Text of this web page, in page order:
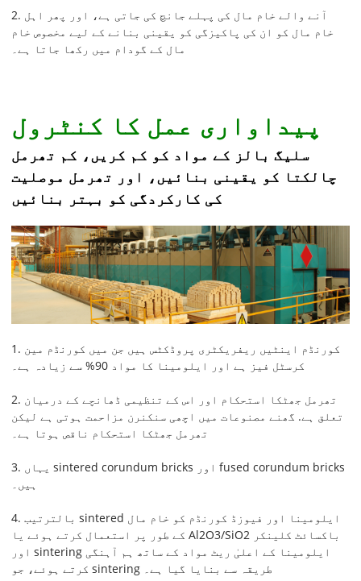
2. آنے والے خام مال کی پہلے جانچ کی جاتی ہے، اور پھر اہل
خام مال کو ان کی پاکیزگی کو یقینی بنانے کے لیے مخصوص خام
مال کے گودام میں رکھا جاتا ہے۔
پیداواری عمل کا کنٹرول
سلیگ بالز کے مواد کو کم کریں، کم تھرمل
چالکتا کو یقینی بنائیں، اور تھرمل موصلیت
کی کارکردگی کو بہتر بنائیں
1. کورنڈم اینٹیں ریفریکٹری پروڈکٹس ہیں جن میں کورنڈم مین
کرسٹل فیز ہے اور ایلومینا کا مواد 90% سے زیادہ ہے۔
2. تھرمل جھٹکا استحکام اور اس کے تنظیمی ڈھانچے کے درمیان
تعلق ہے. گھنے مصنوعات میں اچھی سنکنرن مزاحمت ہوتی ہے لیکن
تھرمل جھٹکا استحکام ناقص ہوتا ہے۔
3. یہاں sintered corundum bricks اور fused corundum bricks
ہیں۔
4. بالترتیب sintered ایلومینا اور فیوزڈ کورنڈم کو خام مال
کے طور پر استعمال کرتے ہوئے یا Al2O3/SiO2 باکسائٹ کلینکر
اور sintering ایلومینا کے اعلیٰ ریٹ مواد کے ساتھ ہم آہنگی
کرتے ہوئے، جو sintering طریقہ سے بنایا گیا ہے۔